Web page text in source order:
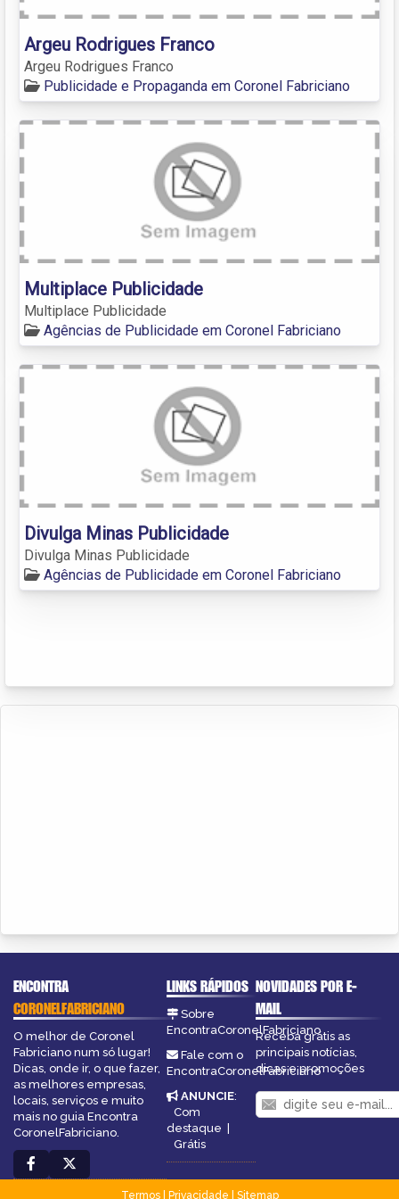
Argeu Rodrigues Franco
Argeu Rodrigues Franco
Publicidade e Propaganda em Coronel Fabriciano
Multiplace Publicidade
Multiplace Publicidade
Agências de Publicidade em Coronel Fabriciano
Divulga Minas Publicidade
Divulga Minas Publicidade
Agências de Publicidade em Coronel Fabriciano
ENCONTRA
CORONELFABRICIANO
O melhor de Coronel
Fabriciano num só lugar!
Dicas, onde ir, o que fazer,
as melhores empresas,
locais, serviços e muito
mais no guia Encontra
CoronelFabriciano.
LINKS RÁPIDOS
Sobre
EncontraCoronelFabriciano
Fale com o
EncontraCoronelFabriciano
ANUNCIE:
Com
destaque |
Grátis
NOVIDADES POR E-
MAIL
Receba grátis as
principais notícias,
dicas e promoções
Termos| Privacidade
Sitemap